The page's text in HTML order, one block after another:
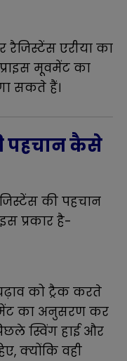
रैजिस्टेंस एरीया का
मूवमेंट का
सकते हैं।
पहचान कैसे
की पहचान
प्रकार है-
को ट्रैक करते
का अनुसरण कर
स्विंग हाई और
क्योंकि वही